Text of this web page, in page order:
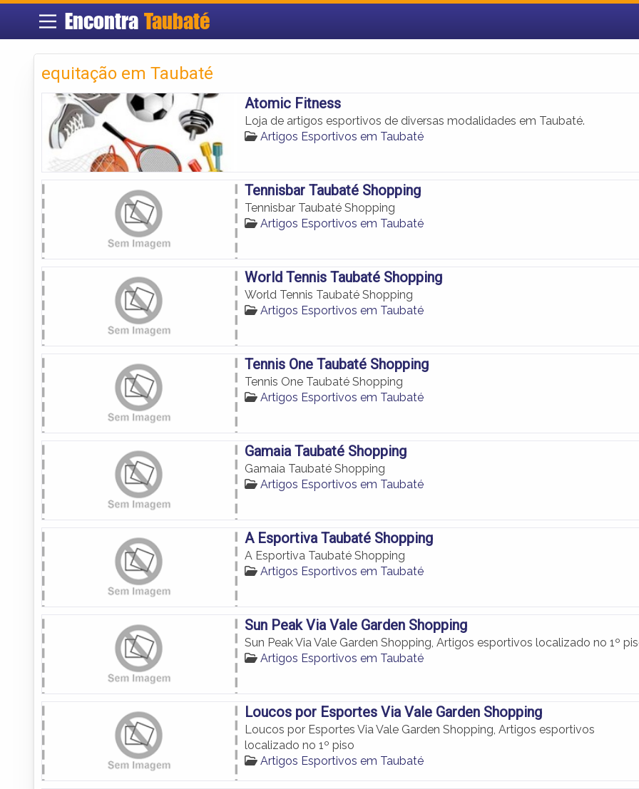
Encontra Taubaté
equitação em Taubaté
Atomic Fitness
Loja de artigos esportivos de diversas modalidades em Taubaté.
Artigos Esportivos em Taubaté
Tennisbar Taubaté Shopping
Tennisbar Taubaté Shopping
Artigos Esportivos em Taubaté
World Tennis Taubaté Shopping
World Tennis Taubaté Shopping
Artigos Esportivos em Taubaté
Tennis One Taubaté Shopping
Tennis One Taubaté Shopping
Artigos Esportivos em Taubaté
Gamaia Taubaté Shopping
Gamaia Taubaté Shopping
Artigos Esportivos em Taubaté
A Esportiva Taubaté Shopping
A Esportiva Taubaté Shopping
Artigos Esportivos em Taubaté
Sun Peak Via Vale Garden Shopping
Sun Peak Via Vale Garden Shopping, Artigos esportivos localizado no 1º
Artigos Esportivos em Taubaté
Loucos por Esportes Via Vale Garden Shopping
Loucos por Esportes Via Vale Garden Shopping, Artigos esportivos
localizado no 1º piso
Artigos Esportivos em Taubaté